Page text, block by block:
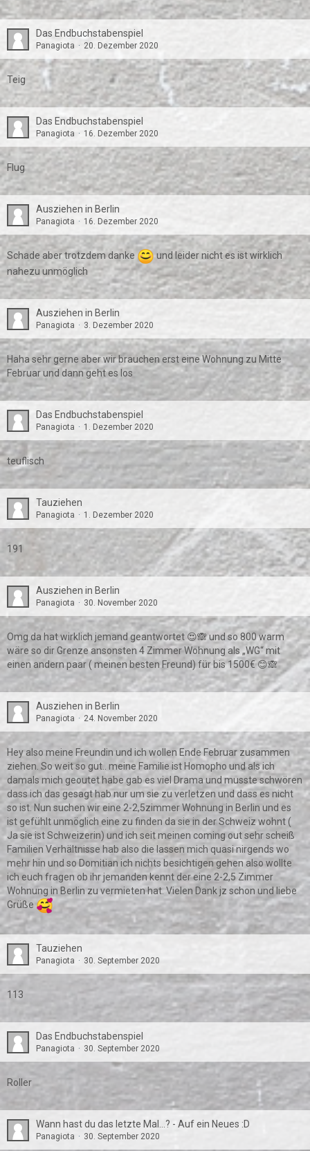
Das Endbuchstabenspiel
Panagiota 20. Dezember 2020
Teig
Das Endbuchstabenspiel
Panagiota 16. Dezember 2020
Flug
Ausziehen in Berlin
Panagiota 16. Dezember 2020
Schade aber trotzdem danke
und leider nicht es ist wirklich
nahezu unmöglich
Ausziehen in Berlin
Panagiota 3. Dezember 2020
Haha sehr gerne aber wir brauchen erst eine Wohnung zu Mitte
Februar und dann geht es los
Das Endbuchstabenspiel
Panagiota 1. Dezember 2020
teuflisch
Tauziehen
Panagiota 1. Dezember 2020
191
Ausziehen in Berlin
Panagiota 30. November 2020
Omg da hat wirklich jemand geantwortet 😍🙈 und so 800 warm
wäre so dir Grenze ansonsten 4 Zimmer Wohnung als „WG“ mit
einen andern paar ( meinen besten Freund) für bis 1500€ 😊🙈
Ausziehen in Berlin
Panagiota 24. November 2020
Hey also meine Freundin und ich wollen Ende Februar zusammen
ziehen. So weit so gut.. meine Familie ist Homopho und als ich
damals mich geoutet habe gab es viel Drama und musste schwören
dass ich das gesagt hab nur um sie zu verletzen und dass es nicht
so ist. Nun suchen wir eine 2-2,5zimmer Wohnung in Berlin und es
ist gefühlt unmöglich eine zu finden da sie in der Schweiz wohnt (
Ja sie ist Schweizerin) und ich seit meinen coming out sehr scheiß
Familien Verhältnisse hab also die lassen mich quasi nirgends wo
mehr hin und so Domitian ich nichts besichtigen gehen also wollte
ich euch fragen ob ihr jemanden kennt der eine 2-2,5 Zimmer
Wohnung in Berlin zu vermieten hat. Vielen Dank jz schon und liebe
Grüße
Tauziehen
Panagiota 30. September 2020
113
Das Endbuchstabenspiel
Panagiota 30. September 2020
Roller
Wann hast du das letzte Mal...? - Auf ein Neues :D
Panagiota 30. September 2020